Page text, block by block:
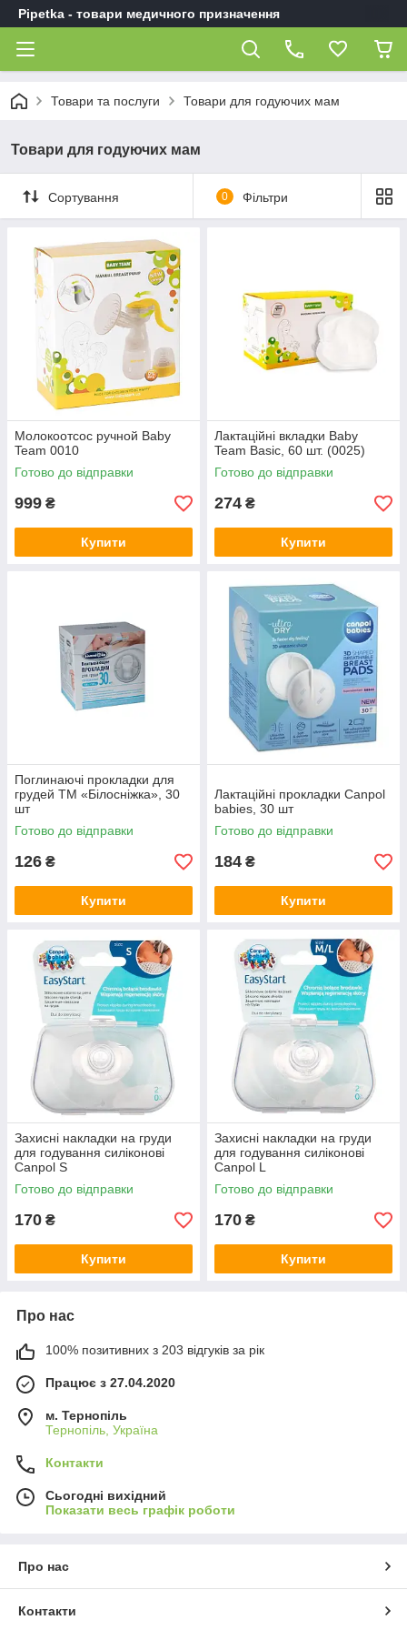
Pipetka - товари медичного призначення
Товари та послуги Товари для годуючих мам
Товари для годуючих мам
Сортування 0 Фільтри
Молокоотсос ручной Baby
Team 0010
Готово до відправки
999 ₴
Купити
Лактаційні вкладки Baby
Team Basic, 60 шт. (0025)
Готово до відправки
274 ₴
Купити
Поглинаючі прокладки для
грудей ТМ «Білосніжка», 30
шт
Готово до відправки
126 ₴
Купити
Лактаційні прокладки Canpol
babies, 30 шт
Готово до відправки
184 ₴
Купити
Захисні накладки на груди
для годування силіконові
Canpol S
Готово до відправки
170 ₴
Купити
Захисні накладки на груди
для годування силіконові
Canpol L
Готово до відправки
170 ₴
Купити
Про нас
100% позитивних з 203 відгуків за рік
Працює з 27.04.2020
м. Тернопіль
Тернопіль, Україна
Контакти
Сьогодні вихідний
Показати весь графік роботи
Про нас
Контакти